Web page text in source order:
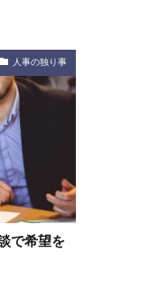
人事の独り事
で希望を